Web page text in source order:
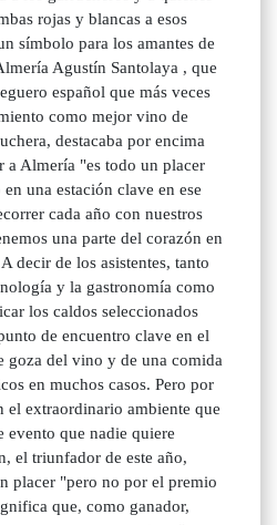
rojas y blancas a esos
símbolo para los amantes de
Agustín Santolaya , que
español que más veces
como mejor vino de
destacaba por encima
a Almería "es todo un placer
una estación clave en ese
cada año con nuestros
una parte del corazón en
decir de los asistentes, tanto
y la gastronomía como
los caldos seleccionados
de encuentro clave en el
goza del vino y de una comida
en muchos casos. Pero por
el extraordinario ambiente que
evento que nadie quiere
el triunfador de este año,
placer "pero no por el premio
que, como ganador,